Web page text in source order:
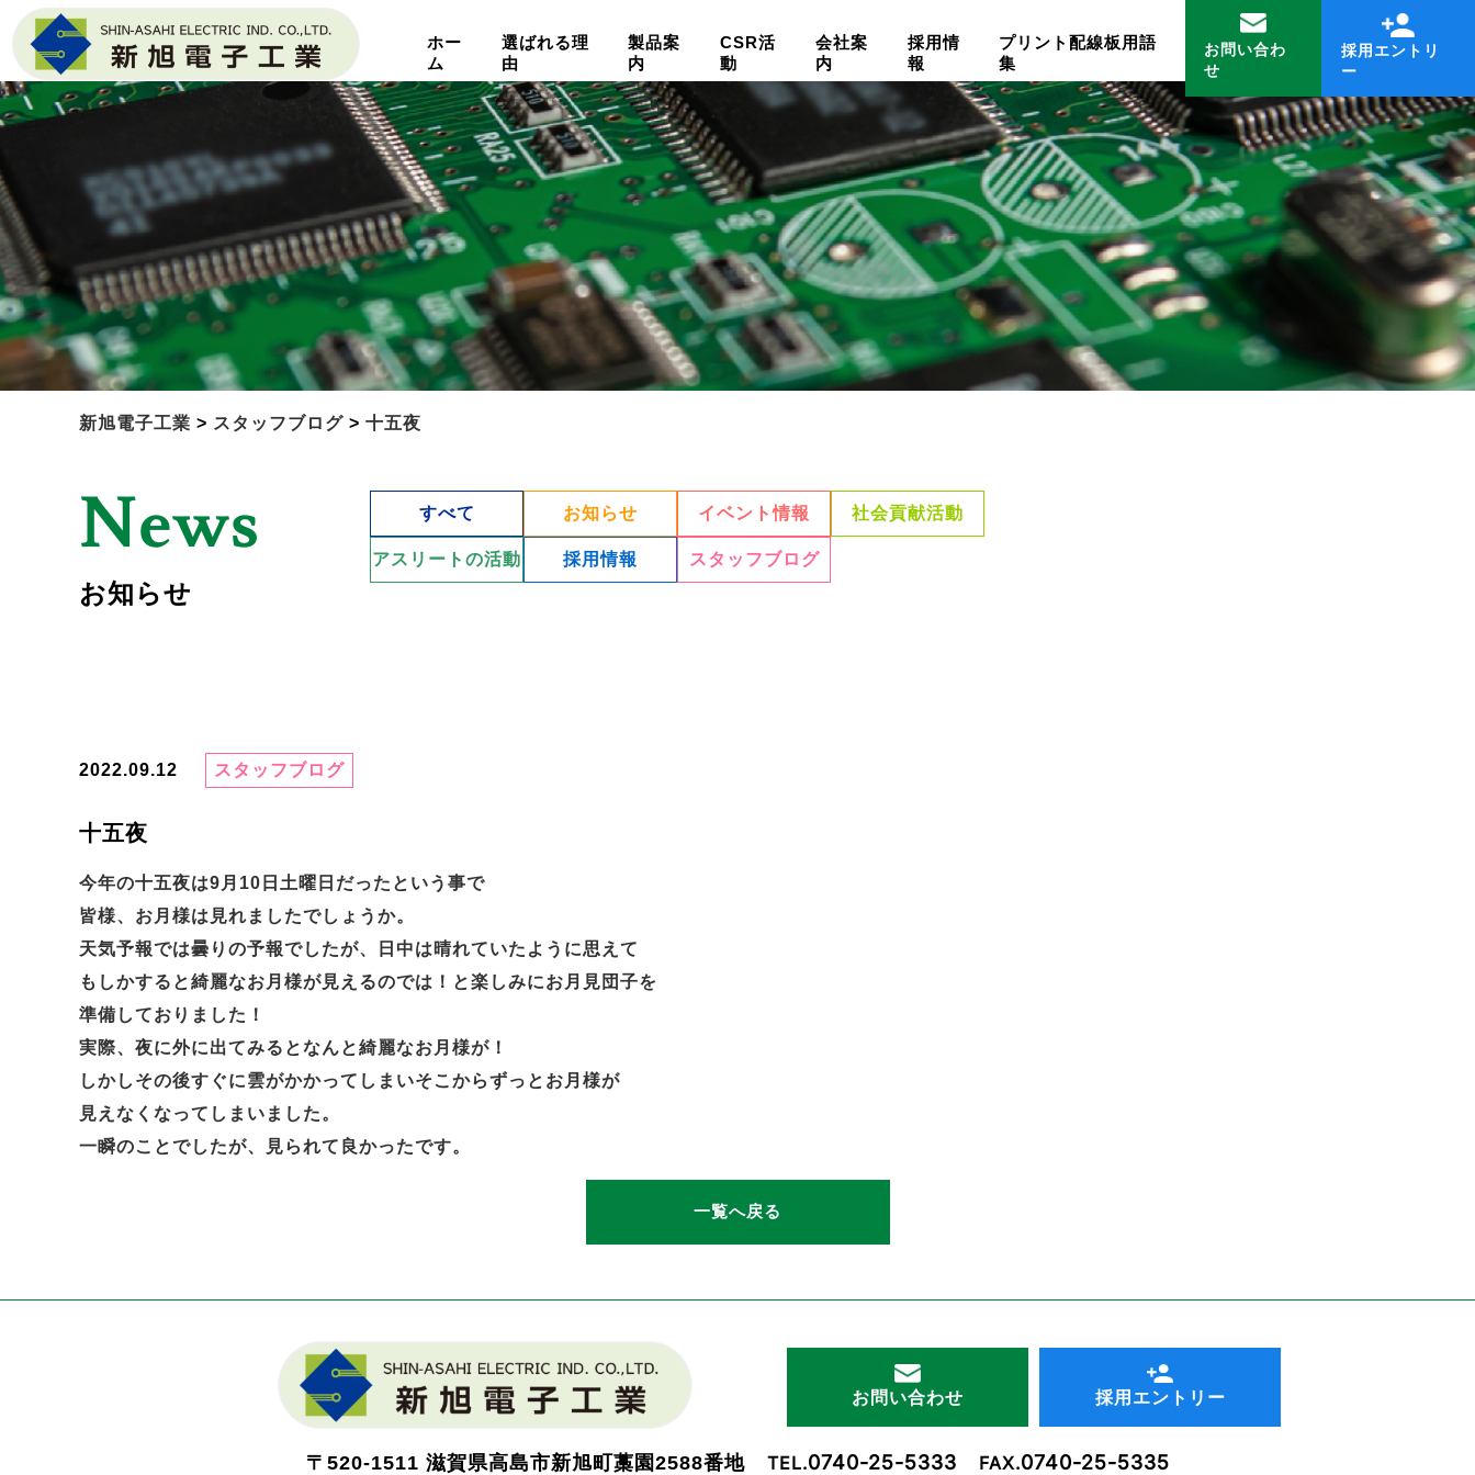
ホー
ム
選ばれる理
由
製品案
内
CSR活
動
会社案
内
採用情
報
プリント配線板用語
集
お問い合わ
せ
採用エントリ
ー
新旭電子工業 > スタッフブログ > 十五夜
News
お知らせ
すべて お知らせ イベント情報 社会貢献活動
アスリートの活動 採用情報 スタッフブログ
2022.09.12 スタッフブログ
十五夜
今年の十五夜は9月10日土曜日だったという事で
皆様、お月様は見れましたでしょうか。
天気予報では曇りの予報でしたが、日中は晴れていたように思えて
もしかすると綺麗なお月様が見えるのでは！と楽しみにお月見団子を
準備しておりました！
実際、夜に外に出てみるとなんと綺麗なお月様が！
しかしその後すぐに雲がかかってしまいそこからずっとお月様が
見えなくなってしまいました。
一瞬のことでしたが、見られて良かったです。
一覧へ戻る
お問い合わせ 採用エントリー
〒520-1511 滋賀県高島市新旭町藁園2588番地 TEL.0740-25-5333 FAX.0740-25-5335